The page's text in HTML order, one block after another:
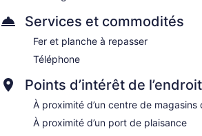
Services et commodités
Fer et planche à repasser
Téléphone
Points d’intérêt de l’endroit
À proximité d’un centre de magasins
À proximité d’un port de plaisance